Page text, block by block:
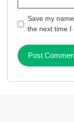
Save my
the next time I